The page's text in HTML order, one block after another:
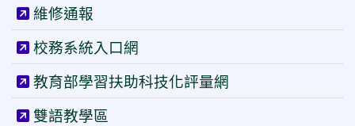
維修通報
校務系統入口網
教育部學習扶助科技化評量網
雙語教學區